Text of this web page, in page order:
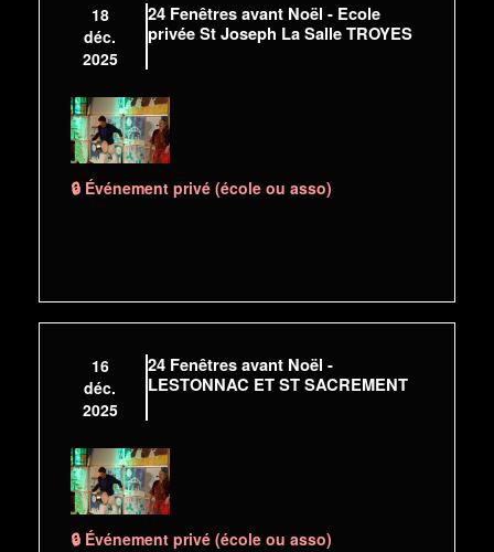
18
déc.
2025
24 Fenêtres avant Noël - Ecole
privée St Joseph La Salle TROYES
🔒 Événement privé (école ou asso)
16
déc.
2025
24 Fenêtres avant Noël -
LESTONNAC ET ST SACREMENT
🔒 Événement privé (école ou asso)